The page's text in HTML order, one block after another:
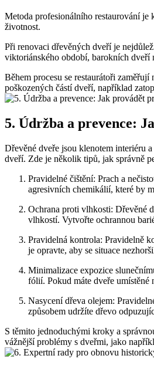
Metoda profesionálního restaurování
životnost.
Při renovaci dřevěných dveří je
viktoriánského období, barokních dveří
Během procesu se restaurátoři
poškozených částí dveří, například
5. Údržba a prevence:
Dřevěné dveře jsou klenotem interiéru
dveří. Zde je několik tipů, jak správně
Pravidelné čištění: Prach a
agresivních chemikálií, které by
Ochrana proti vlhkosti: Dřevěné
vlhkostí. Vytvořte ochrannou
Pravidelná kontrola: Pravidelně
je opravte, aby se situace
Minimalizace expozice
fólií. Pokud máte dveře umístěné
Nasycení dřeva olejem:
způsobem udržíte dřevo
S těmito jednoduchými kroky a
vážnější problémy s dveřmi, jako